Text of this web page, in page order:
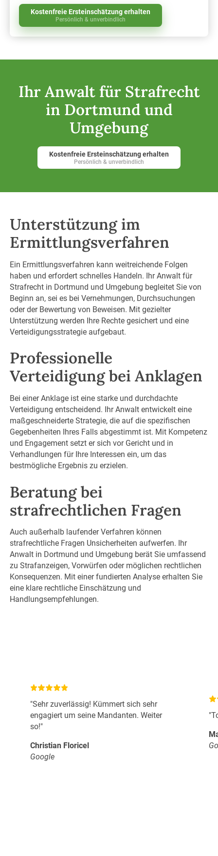
Kostenfreie Ersteinschätzung erhalten
Persönlich & unverbindlich
Ihr Anwalt für Strafrecht
in Dortmund und
Umgebung
Kostenfreie Ersteinschätzung erhalten
Persönlich & unverbindlich
Unterstützung im
Ermittlungsverfahren
Ein Ermittlungsverfahren kann weitreichende Folgen
haben und erfordert schnelles Handeln. Ihr Anwalt für
Strafrecht in Dortmund und Umgebung begleitet Sie von
Beginn an, sei es bei Vernehmungen, Durchsuchungen
oder der Bewertung von Beweisen. Mit gezielter
Unterstützung werden Ihre Rechte gesichert und eine
Verteidigungsstrategie aufgebaut.
Professionelle
Verteidigung bei Anklagen
Bei einer Anklage ist eine starke und durchdachte
Verteidigung entscheidend. Ihr Anwalt entwickelt eine
maßgeschneiderte Strategie, die auf die spezifischen
Gegebenheiten Ihres Falls abgestimmt ist. Mit Kompetenz
und Engagement setzt er sich vor Gericht und in
Verhandlungen für Ihre Interessen ein, um das
bestmögliche Ergebnis zu erzielen.
Beratung bei
strafrechtlichen Fragen
Auch außerhalb laufender Verfahren können
strafrechtliche Fragen Unsicherheiten aufwerfen. Ihr
Anwalt in Dortmund und Umgebung berät Sie umfassend
zu Strafanzeigen, Vorwürfen oder möglichen rechtlichen
Konsequenzen. Mit einer fundierten Analyse erhalten Sie
eine klare rechtliche Einschätzung und
Handlungsempfehlungen.
"Sehr zuverlässig! Kümmert sich sehr
engagiert um seine Mandanten. Weiter
so!"
Christian Floricel
Google